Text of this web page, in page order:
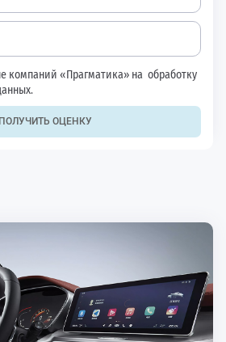
компаний «Прагматика» на обработку
ПОЛУЧИТЬ ОЦЕНКУ